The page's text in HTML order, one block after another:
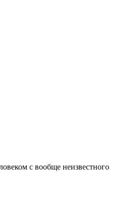
с вообще неизвестного